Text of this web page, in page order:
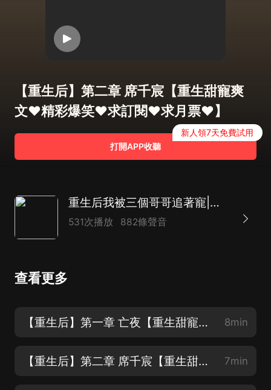
【重生后】第二章 席千宸【重生甜寵爽
文❤精彩爆笑❤求訂閱❤求月票❤】
打開APP收聽
新人領7天免費試用
重生后我被三個哥哥追著寵|重生虐渣|霸總甜寵|熱血青春逆襲爽文|AI多播
531次播放 882條聲音
查看更多
【重生后】第一章 亡夜【重生甜寵爽文❤精彩爆笑❤求訂閱❤求月票❤】 8min
【重生后】第二章 席千宸【重生甜寵爽文❤精彩爆笑❤求訂閱❤求月票❤】 7min